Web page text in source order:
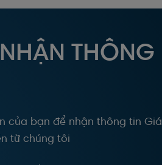
THÔNG
của bạn để nhận thông tin Giá
từ chúng tôi